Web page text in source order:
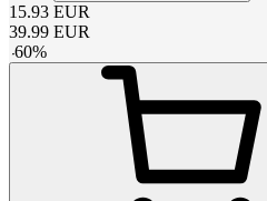
15.93 EUR
39.99 EUR
-60%